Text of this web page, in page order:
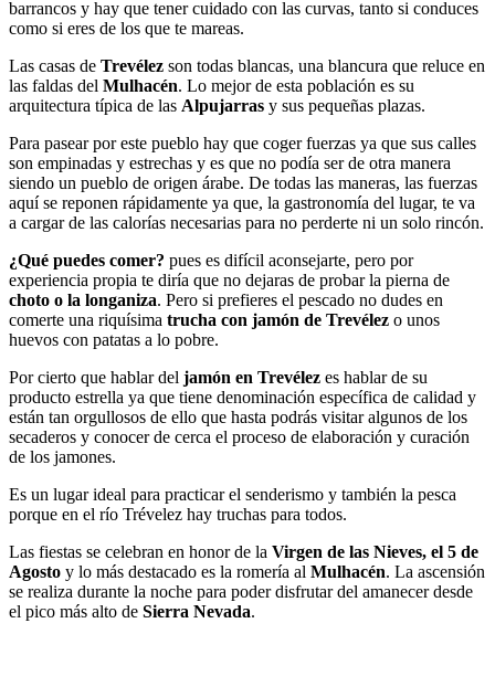
barrancos y hay que tener cuidado con las curvas, tanto si conduces
como si eres de los que te mareas.
Las casas de Trevélez son todas blancas, una blancura que reluce en
las faldas del Mulhacén. Lo mejor de esta población es su
arquitectura típica de las Alpujarras y sus pequeñas plazas.
Para pasear por este pueblo hay que coger fuerzas ya que sus calles
son empinadas y estrechas y es que no podía ser de otra manera
siendo un pueblo de origen árabe. De todas las maneras, las fuerzas
aquí se reponen rápidamente ya que, la gastronomía del lugar, te va
a cargar de las calorías necesarias para no perderte ni un solo rincón.
¿Qué puedes comer? pues es difícil aconsejarte, pero por
experiencia propia te diría que no dejaras de probar la pierna de
choto o la longaniza. Pero si prefieres el pescado no dudes en
comerte una riquísima trucha con jamón de Trevélez o unos
huevos con patatas a lo pobre.
Por cierto que hablar del jamón en Trevélez es hablar de su
producto estrella ya que tiene denominación específica de calidad y
están tan orgullosos de ello que hasta podrás visitar algunos de los
secaderos y conocer de cerca el proceso de elaboración y curación
de los jamones.
Es un lugar ideal para practicar el senderismo y también la pesca
porque en el río Trévelez hay truchas para todos.
Las fiestas se celebran en honor de la Virgen de las Nieves, el 5 de
Agosto y lo más destacado es la romería al Mulhacén. La ascensión
se realiza durante la noche para poder disfrutar del amanecer desde
el pico más alto de Sierra Nevada.